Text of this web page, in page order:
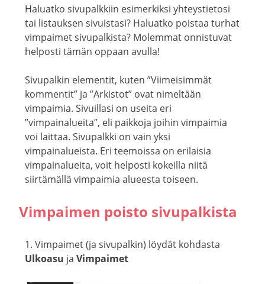
Haluatko sivupalkkiin esimerkiksi yhteystietosi
tai listauksen sivuistasi? Haluatko poistaa turhat
vimpaimet sivupalkista? Molemmat onnistuvat
helposti tämän oppaan avulla!
Sivupalkin elementit, kuten ”Viimeisimmät
kommentit” ja ”Arkistot” ovat nimeltään
vimpaimia. Sivuillasi on useita eri
”vimpainalueita”, eli paikkoja joihin vimpaimia
voi laittaa. Sivupalkki on vain yksi
vimpainalueista. Eri teemoissa on erilaisia
vimpainalueita, voit helposti kokeilla niitä
siirtämällä vimpaimia alueesta toiseen.
Vimpaimen poisto sivupalkista
1. Vimpaimet (ja sivupalkin) löydät kohdasta
Ulkoasu jaVimpaimet